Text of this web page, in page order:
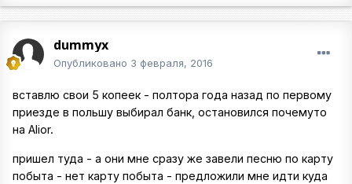
dummyx
Опубликовано 3 февраля, 2016
вставлю свои 5 копеек - полтора года назад по первому
приезде в польшу выбирал банк, остановился почемуто
на Alior.
пришел туда - а они мне сразу же завели песню по карту
побыта - нет карту побыта - предложили мне идти куда